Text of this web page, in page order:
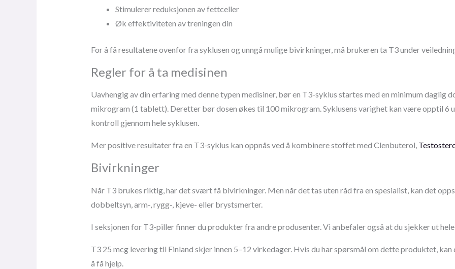
Stimulerer reduksjonen av fettceller
Øk effektiviteten av treningen din
For å få resultatene ovenfor fra syklusen og unngå mulige bivirkninger, må brukeren ta T3 under
Regler for å ta medisinen
Uavhengig av din erfaring med denne typen medisiner, bør en T3-syklus startes med en minimum daglig
mikrogram (1 tablett). Deretter bør dosen økes til 100 mikrogram. Syklusens varighet kan være opptil 6
kontroll gjennom hele syklusen.
Mer positive resultater fra en T3-syklus kan oppnås ved å kombinere stoffet med Clenbuterol,
Bivirkninger
Når T3 brukes riktig, har det svært få bivirkninger. Men når det tas uten råd fra en spesialist, kan det
dobbeltsyn, arm-, rygg-, kjeve- eller brystsmerter.
I seksjonen for T3-piller finner du produkter fra andre produsenter. Vi anbefaler også at du sjekker ut
T3 25 mcg levering til Finland skjer innen 5–12 virkedager. Hvis du har spørsmål om dette produktet,
å få hjelp.